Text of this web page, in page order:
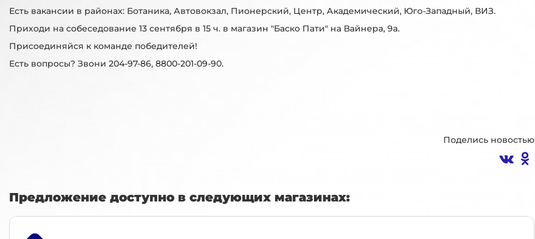
Есть вакансии в районах: Ботаника, Автовокзал, Пионерский, Центр, Академический, Юго-Западный, ВИЗ.
Приходи на собеседование 13 сентября в 15 ч. в магазин "Баско Пати" на Вайнера, 9а.
Присоединяйся к команде победителей!
Есть вопросы? Звони 204-97-86, 8800-201-09-90.
Поделись новостью
Предложение доступно в следующих магазинах: